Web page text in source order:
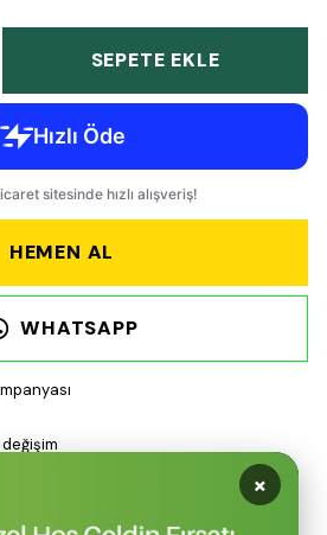
SEPETE EKLE
HEMEN AL
WHATSAPP
×